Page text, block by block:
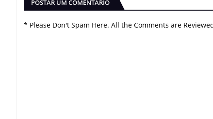
POSTAR UM COMENTÁRIO
* Please Don't Spam Here. All the Comments are